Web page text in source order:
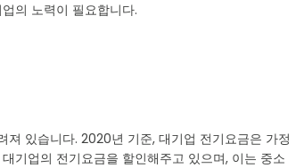
의 노력이 필요합니다.
있습니다. 2020년 기준, 대기업 전기요금은 가정
기업의 전기요금을 할인해주고 있으며, 이는 중소